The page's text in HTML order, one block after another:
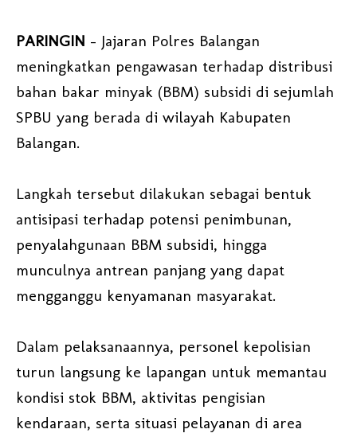
PARINGIN - Jajaran Polres Balangan
meningkatkan pengawasan terhadap distribusi
bahan bakar minyak (BBM) subsidi di sejumlah
SPBU yang berada di wilayah Kabupaten
Balangan.
Langkah tersebut dilakukan sebagai bentuk
antisipasi terhadap potensi penimbunan,
penyalahgunaan BBM subsidi, hingga
munculnya antrean panjang yang dapat
mengganggu kenyamanan masyarakat.
Dalam pelaksanaannya, personel kepolisian
turun langsung ke lapangan untuk memantau
kondisi stok BBM, aktivitas pengisian
kendaraan, serta situasi pelayanan di area